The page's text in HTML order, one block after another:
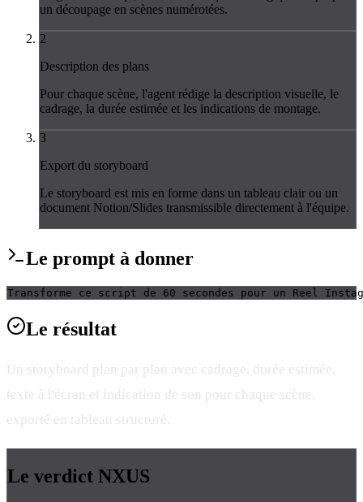
un découpage en scènes numérotées.
2
Description des plans
Pour chaque scène, l'agent rédige la description visuelle, le
cadrage, la durée estimée et les indications de montage.
3
Export du storyboard
Le storyboard est mis en forme dans un tableau clair ou un
document Notion/Slides transmissible directement à l'équipe.
Le prompt à donner
Transforme ce script de 60 secondes pour un Reel
Le résultat
Un storyboard plan par plan avec cadrage, durée estimée,
texte à l'écran et indication de son pour chaque scène,
exporté en tableau structuré.
Le verdict NXUS